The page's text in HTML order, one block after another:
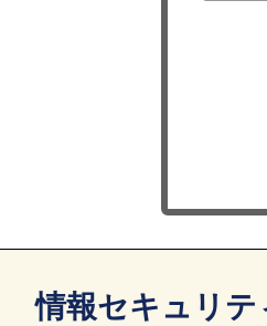
情報セキュリ